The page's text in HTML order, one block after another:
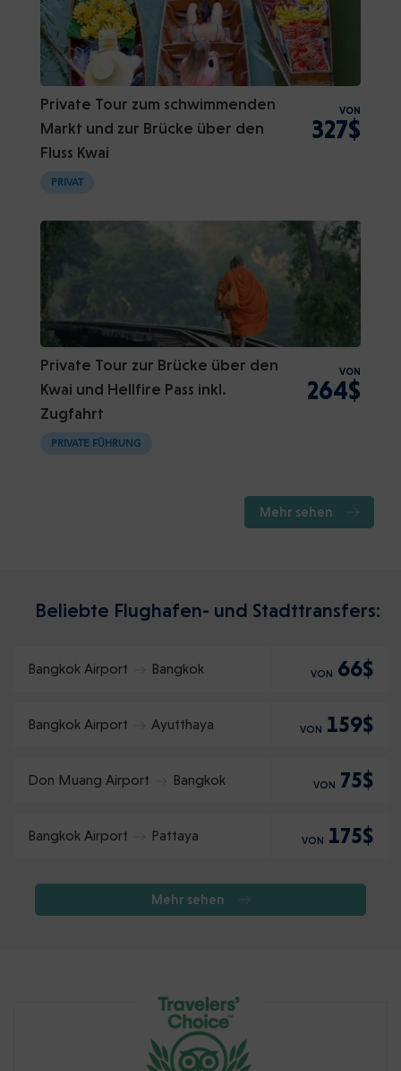
Private Tour zum schwimmenden
Markt und zur Brücke über den
Fluss Kwai
VON
327$
PRIVAT
Private Tour zur Brücke über den
Kwai und Hellfire Pass inkl.
Zugfahrt
VON
264$
PRIVATE FÜHRUNG
Mehr sehen
Beliebte Flughafen- und Stadttransfers:
Bangkok Airport Bangkok VON 66$
Bangkok Airport Ayutthaya VON 159$
Don Muang Airport Bangkok VON 75$
Bangkok Airport Pattaya VON 175$
Mehr sehen